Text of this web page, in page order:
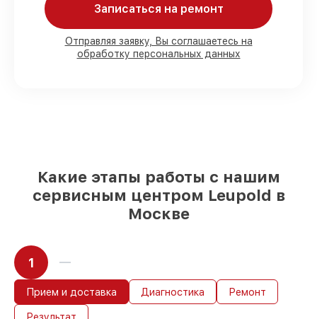
работ проводим в присутствии
90%запчастей Leupold имеются на
складе в Москве, остальные поступают
Записаться на ремонт
Отправляя заявку, Вы соглашаетесь на
обработку персональных данных
Какие этапы работы с нашим
сервисным центром Leupold в
Москве
1
Прием и доставка Диагностика Ремонт
Результат